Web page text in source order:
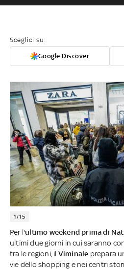
Sceglici su:
Google Discover
1/15
Per l'ultimo weekend prima di
ultimi due giorni in cui saranno
tra le regioni, il Viminale prepara
vie dello shopping e nei centri